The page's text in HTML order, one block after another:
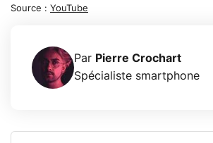
Source : YouTube
Par Pierre Crochart
Spécialiste smartphone